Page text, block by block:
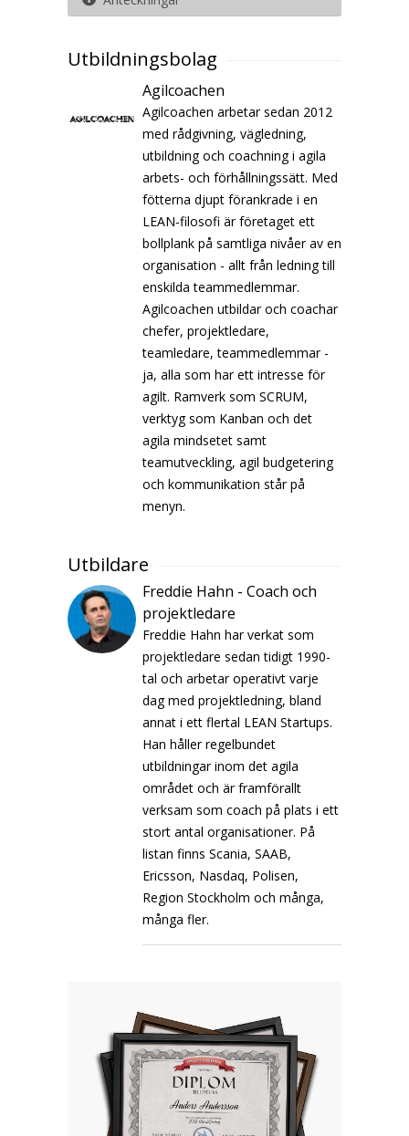
Utbildningsbolag
Agilcoachen
Agilcoachen arbetar sedan 2012
med rådgivning, vägledning,
utbildning och coachning i agila
arbets- och förhållningssätt. Med
fötterna djupt förankrade i en
LEAN-filosofi är företaget ett
bollplank på samtliga nivåer av en
organisation - allt från ledning till
enskilda teammedlemmar.
Agilcoachen utbildar och coachar
chefer, projektledare,
teamledare, teammedlemmar -
ja, alla som har ett intresse för
agilt. Ramverk som SCRUM,
verktyg som Kanban och det
agila mindsetet samt
teamutveckling, agil budgetering
och kommunikation står på
menyn.
Utbildare
Freddie Hahn - Coach och
projektledare
Freddie Hahn har verkat som
projektledare sedan tidigt 1990-
tal och arbetar operativt varje
dag med projektledning, bland
annat i ett flertal LEAN Startups.
Han håller regelbundet
utbildningar inom det agila
området och är framförallt
verksam som coach på plats i ett
stort antal organisationer. På
listan finns Scania, SAAB,
Ericsson, Nasdaq, Polisen,
Region Stockholm och många,
många fler.